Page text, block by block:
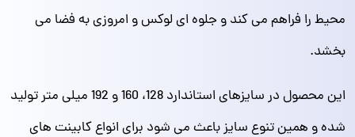
محیط را فراهم می‌ کند و جلوه‌ ای لوکس و امروزی به فضا می‌
بخشد.
این محصول در سایزهای استاندارد 128، 160 و 192 میلی‌ متر تولید
شده و همین تنوع سایز باعث می‌ شود برای انواع کابینت‌ های